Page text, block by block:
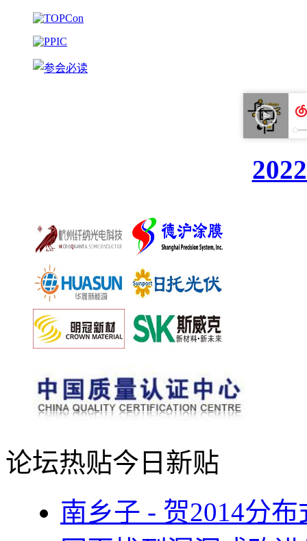
论坛热贴今日新贴
南乡子 - 贺2014分